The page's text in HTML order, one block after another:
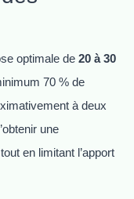
optimale de 20 à 30
70 % de
à deux
une
en limitant l’apport